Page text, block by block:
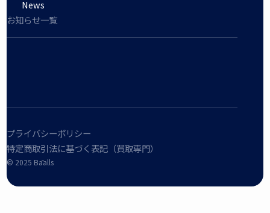
News
お知らせ一覧
プライバシーポリシー
特定商取引法に基づく表記（買取専門）
©︎ 2025 Bāalls